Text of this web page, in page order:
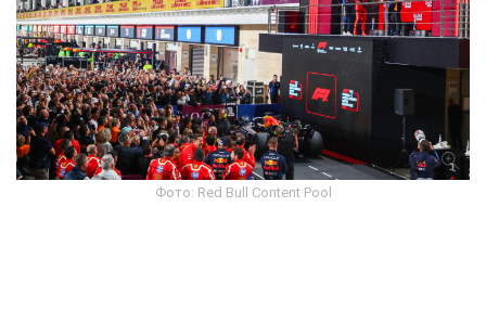
Фото: Red Bull Content Pool